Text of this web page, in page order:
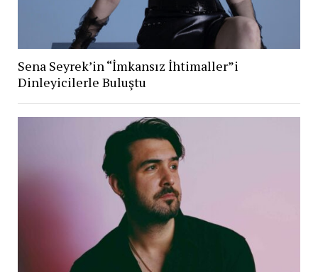
Sena Seyrek’in “İmkansız İhtimaller”i
Dinleyicilerle Buluştu